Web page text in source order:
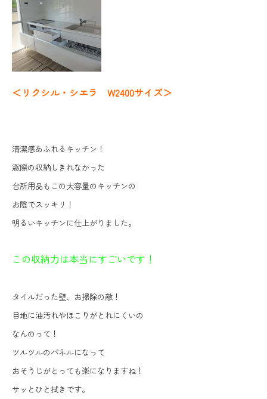
＜リクシル・シエラ W2400サイズ＞
清潔感あふれるキッチン！
窓際の収納しきれなかった
台所用品もこの大容量のキッチンの
お陰でスッキリ！
明るいキッチンに仕上がりました。
この収納力は本当にすごいです！
タイルだった壁、お掃除の敵！
目地に油汚れやほこりがとれにくいの
なんのって！
ツルツルのパネルになって
おそうじがとっても楽になりますね！
サッとひと拭きです。